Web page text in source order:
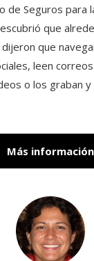
de Seguros para
que
que
leen
o los graban
Más información